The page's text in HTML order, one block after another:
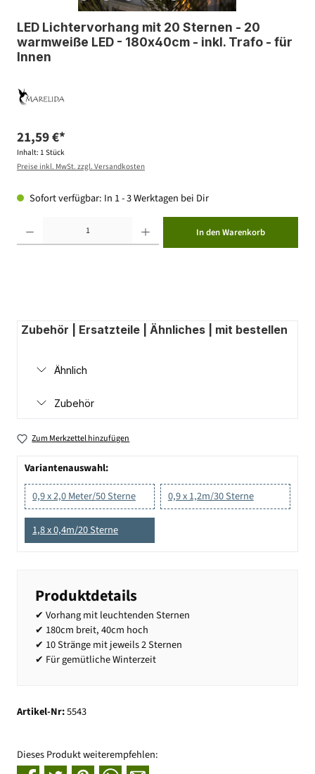
LED Lichtervorhang mit 20 Sternen - 20
warmweiße LED - 180x40cm - inkl. Trafo - für
Innen
21,59 €*
Inhalt: 1 Stück
Preise inkl. MwSt. zzgl. Versandkosten
Sofort verfügbar: In 1 - 3 Werktagen bei Dir
In den Warenkorb
Zubehör | Ersatzteile | Ähnliches | mit bestellen
Ähnlich
Zubehör
Zum Merkzettel hinzufügen
Variantenauswahl:
0,9 x 2,0 Meter/50 Sterne
0,9 x 1,2m/30 Sterne
1,8 x 0,4m/20 Sterne
Produktdetails
✔ Vorhang mit leuchtenden Sternen
✔ 180cm breit, 40cm hoch
✔ 10 Stränge mit jeweils 2 Sternen
✔ Für gemütliche Winterzeit
Artikel-Nr:5543
Dieses Produkt weiterempfehlen: